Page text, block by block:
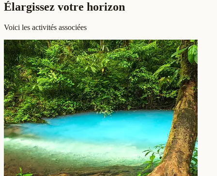
Élargissez votre horizon
Voici les activités associées